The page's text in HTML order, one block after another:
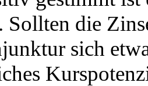
Sollten die
sich